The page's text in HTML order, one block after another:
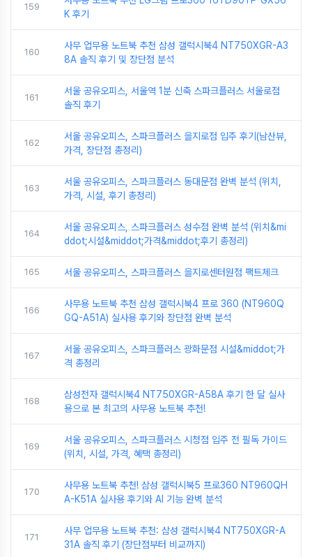
159
K 후기
160
사무 업무용 노트북 추천 삼성 갤럭시북4 NT750XGR-A3
8A 솔직 후기 및 장단점 분석
161
서울 공유오피스, 서울역 1분 신축 스파크플러스 서울로점
솔직 후기
162
서울 공유오피스, 스파크플러스 을지로점 입주 후기(남산뷰,
가격, 장단점 총정리)
163
서울 공유오피스, 스파크플러스 동대문점 완벽 분석 (위치,
가격, 시설, 후기 총정리)
164
서울 공유오피스, 스파크플러스 성수점 완벽 분석 (위치&mi
ddot;시설&middot;가격&middot;후기 총정리)
165 서울 공유오피스, 스파크플러스 을지로센터원점 팩트체크
166
사무용 노트북 추천 삼성 갤럭시북4 프로 360 (NT960Q
GQ-A51A) 실사용 후기와 장단점 완벽 분석
167
서울 공유오피스, 스파크플러스 광화문점 시설&middot;가
격 총정리
168
삼성전자 갤럭시북4 NT750XGR-A58A 후기 한 달 실사
용으로 본 최고의 사무용 노트북 추천!
169
서울 공유오피스, 스파크플러스 시청점 입주 전 필독 가이드
(위치, 시설, 가격, 혜택 총정리)
170
사무용 노트북 추천! 삼성 갤럭시북5 프로360 NT960QH
A-K51A 실사용 후기와 AI 기능 완벽 분석
171
사무 업무용 노트북 추천: 삼성 갤럭시북4 NT750XGR-A
31A 솔직 후기 (장단점부터 비교까지)